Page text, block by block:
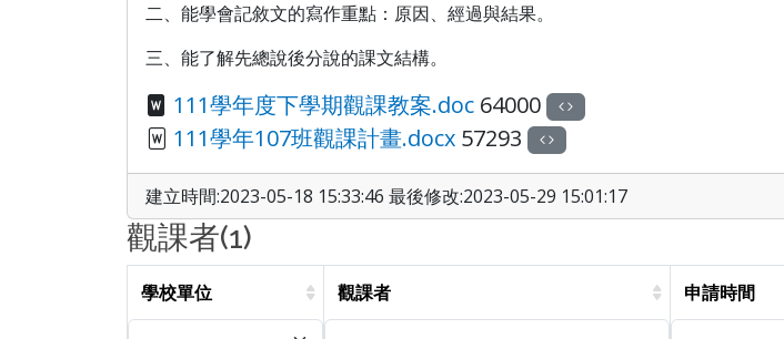
二、能學會記敘文的寫作重點：原因、經過與結果。
三、能了解先總說後分說的課文結構。
111學年度下學期觀課教案.doc 64000
111學年107班觀課計畫.docx 57293
建立時間:2023-05-18 15:33:46 最後修改:2023-05-29 15:01:17
觀課者(1)
學校單位 觀課者 申請時間